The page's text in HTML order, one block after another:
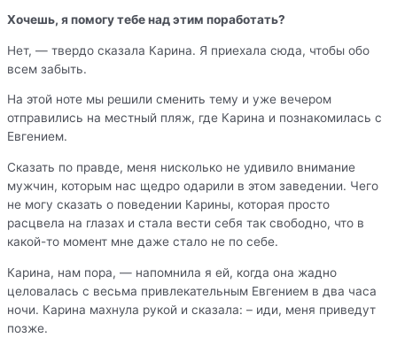
Хочешь, я помогу тебе над этим поработать?
Нет, — твердо сказала Карина. Я приехала сюда, чтобы обо
всем забыть.
На этой ноте мы решили сменить тему и уже вечером
отправились на местный пляж, где Карина и познакомилась с
Евгением.
Сказать по правде, меня нисколько не удивило внимание
мужчин, которым нас щедро одарили в этом заведении. Чего
не могу сказать о поведении Карины, которая просто
расцвела на глазах и стала вести себя так свободно, что в
какой-то момент мне даже стало не по себе.
Карина, нам пора, — напомнила я ей, когда она жадно
целовалась с весьма привлекательным Евгением в два часа
ночи. Карина махнула рукой и сказала: – иди, меня приведут
позже.